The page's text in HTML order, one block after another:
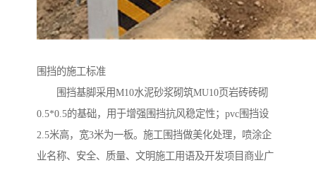
围挡的施工标准
围挡基脚采用M10水泥砂浆砌筑MU10页岩砖砖砌
0.5*0.5的基础，用于增强围挡抗风稳定性；pvc围挡设
2.5米高，宽3米为一板。施工围挡做美化处理，喷涂企
业名称、安全、质量、文明施工用语及开发项目商业广